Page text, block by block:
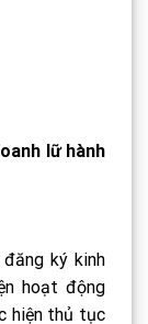
lữ hành
ký kinh
hoạt động
hiện thủ tục